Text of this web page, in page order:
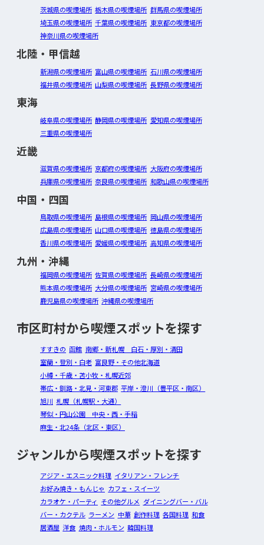
茨城県の喫煙場所 栃木県の喫煙場所 群馬県の喫煙場所
埼玉県の喫煙場所 千葉県の喫煙場所 東京都の喫煙場所
神奈川県の喫煙場所
北陸・甲信越
新潟県の喫煙場所 富山県の喫煙場所 石川県の喫煙場所
福井県の喫煙場所 山梨県の喫煙場所 長野県の喫煙場所
東海
岐阜県の喫煙場所 静岡県の喫煙場所 愛知県の喫煙場所
三重県の喫煙場所
近畿
滋賀県の喫煙場所 京都府の喫煙場所 大阪府の喫煙場所
兵庫県の喫煙場所 奈良県の喫煙場所 和歌山県の喫煙場所
中国・四国
鳥取県の喫煙場所 島根県の喫煙場所 岡山県の喫煙場所
広島県の喫煙場所 山口県の喫煙場所 徳島県の喫煙場所
香川県の喫煙場所 愛媛県の喫煙場所 高知県の喫煙場所
九州・沖縄
福岡県の喫煙場所 佐賀県の喫煙場所 長崎県の喫煙場所
熊本県の喫煙場所 大分県の喫煙場所 宮崎県の喫煙場所
鹿児島県の喫煙場所 沖縄県の喫煙場所
市区町村から喫煙スポットを探す
すすきの 函館 南郷・新札幌 白石・厚別・清田
室蘭・登別・白老 富良野・その他北海道
小樽・千歳・苫小牧・札幌近郊
帯広・釧路・北見・河東郡 平岸・澄川（豊平区・南区）
旭川 札幌（札幌駅・大通）
琴似・円山公園 中央・西・手稲
麻生・北24条（北区・東区）
ジャンルから喫煙スポットを探す
アジア・エスニック料理 イタリアン・フレンチ
お好み焼き・もんじゃ カフェ・スイーツ
カラオケ・パーティ その他グルメ ダイニングバー・バル
バー・カクテル ラーメン 中華 創作料理 各国料理 和食
居酒屋 洋食 焼肉・ホルモン 韓国料理